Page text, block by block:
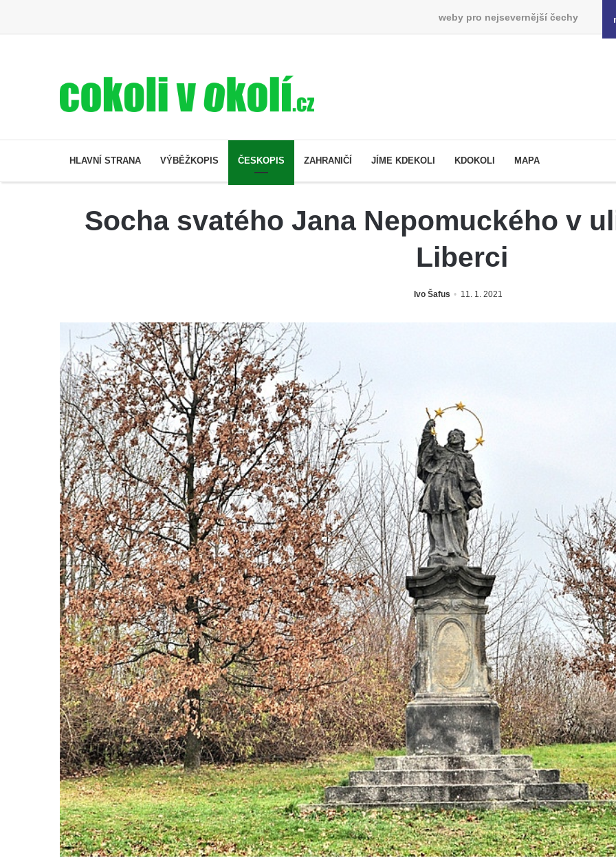
weby pro nejsevernější čechy
HLAVNÍ STRANA VÝBĚŽKOPIS ČESKOPIS ZAHRANIČÍ JÍME KDEKOLI KDOKOLI MAPA
Socha svatého Jana Nepomuckého v
Liberci
Ivo Šafus 11. 1. 2021